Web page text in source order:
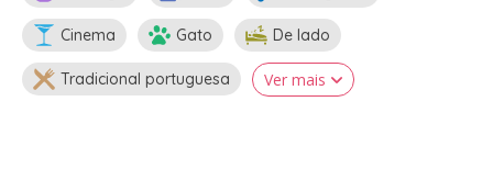
Cinema Gato De lado
Tradicional portuguesa Ver mais